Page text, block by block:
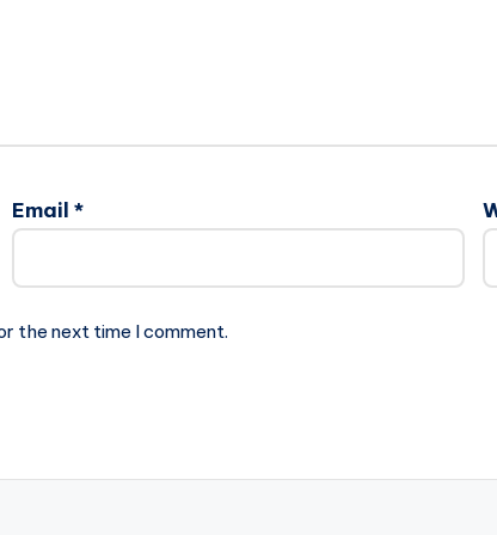
Email *
the next time I comment.